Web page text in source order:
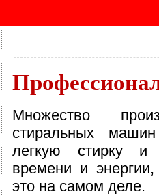
Множество
стиральных
легкую стирку и
времени и
это на самом деле.